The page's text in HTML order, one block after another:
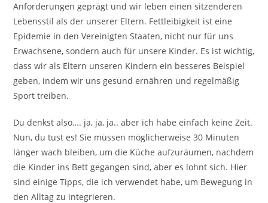
Anforderungen geprägt und wir leben einen sitzenderen
Lebensstil als der unserer Eltern. Fettleibigkeit ist eine
Epidemie in den Vereinigten Staaten, nicht nur für uns
Erwachsene, sondern auch für unsere Kinder. Es ist wichtig,
dass wir als Eltern unseren Kindern ein besseres Beispiel
geben, indem wir uns gesund ernähren und regelmäßig
Sport treiben.
Du denkst also…. ja, ja, ja.. aber ich habe einfach keine Zeit.
Nun, du tust es! Sie müssen möglicherweise 30 Minuten
länger wach bleiben, um die Küche aufzuräumen, nachdem
die Kinder ins Bett gegangen sind, aber es lohnt sich. Hier
sind einige Tipps, die ich verwendet habe, um Bewegung in
den Alltag zu integrieren.